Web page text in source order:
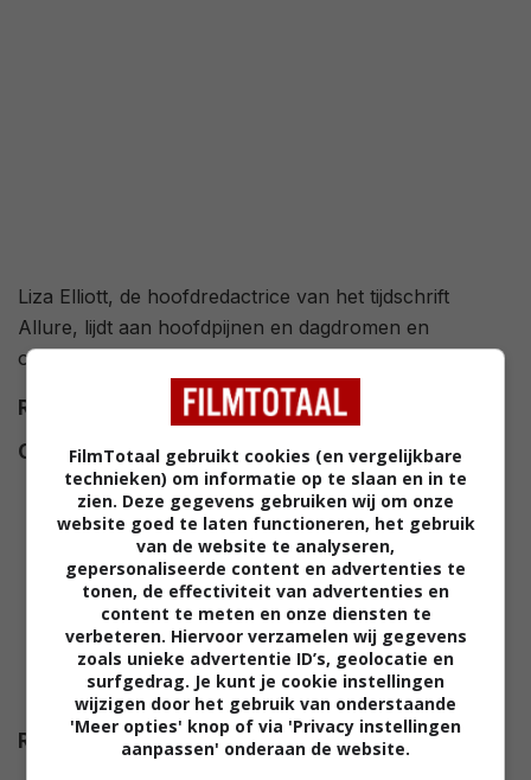
Liza Elliott, de hoofdredactrice van het tijdschrift
Allure, lijdt aan hoofdpijnen en dagdromen en
ondergaat psychoanalyse om de oorzaak te bepalen.
Regie Mitchell Leisen.
Cast
Ginger Rogers ,Ray Milland,
Barry Sullivan, Warner Baxter,
Mischa Auer,Phyllis Brooks,
Mary Philips ,Edward Fielding
Marietta Canty,Virginia Farmer,
Fay Helm, Gail Russell,Kay
Linaker,Jon Hall, Don Loper,
Mary Parker ,Catherine Craig,
Marian Hall.
Release
10.02.1944
FilmTotaal gebruikt cookies (en vergelijkbare
technieken) om informatie op te slaan en in te
zien. Deze gegevens gebruiken wij om onze
website goed te laten functioneren, het gebruik
van de website te analyseren,
gepersonaliseerde content en advertenties te
tonen, de effectiviteit van advertenties en
content te meten en onze diensten te
verbeteren. Hiervoor verzamelen wij gegevens
zoals unieke advertentie ID’s, geolocatie en
surfgedrag. Je kunt je cookie instellingen
wijzigen door het gebruik van onderstaande
'Meer opties' knop of via 'Privacy instellingen
aanpassen' onderaan de website.